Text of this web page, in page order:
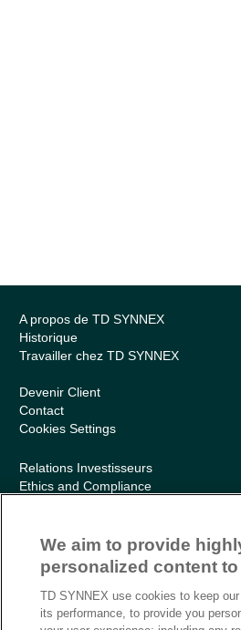
A propos de TD SYNNEX
Historique
Travailler chez TD SYNNEX
Devenir Client
Contact
Cookies Settings
Relations Investisseurs
Ethics and Compliance
Charte de confidentialité
Informations sur le transfert des
Sitemap
We aim to provide
personalized content
TD SYNNEX use cookies to keep
its performance, to provide you